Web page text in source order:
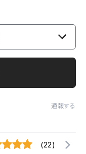
通報する
(22)